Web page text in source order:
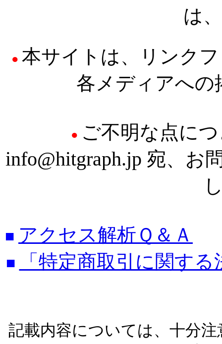
は
● 本サイトは、リンク
各メディアへの
● ご不明な点に
info@hitgraph.jp 宛、お
■ アクセス解析Ｑ＆Ａ
■ 「特定商取引に関す
記載内容については、十分